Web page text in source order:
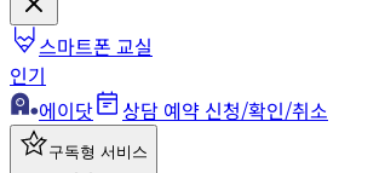
스마트폰 교실
인기
에이닷
상담 예약 신청/확인/취소
구독형 서비스